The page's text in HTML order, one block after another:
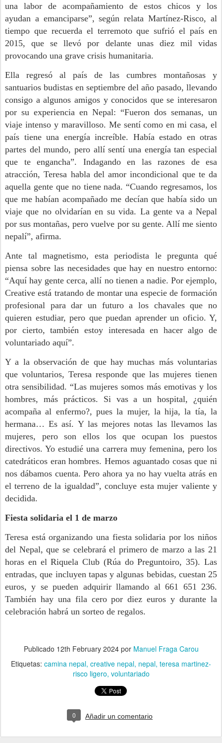
una labor de acompañamiento de estos chicos y los
ayudan a emanciparse”, según relata Martínez-Risco, al
tiempo que recuerda el terremoto que sufrió el país en
2015, que se llevó por delante unas diez mil vidas
provocando una grave crisis humanitaria.
Ella regresó al país de las cumbres montañosas y
santuarios budistas en septiembre del año pasado, llevando
consigo a algunos amigos y conocidos que se interesaron
por su experiencia en Nepal: “Fueron dos semanas, un
viaje intenso y maravilloso. Me sentí como en mi casa, el
país tiene una energía increíble. Había estado en otras
partes del mundo, pero allí sentí una energía tan especial
que te engancha”. Indagando en las razones de esa
atracción, Teresa habla del amor incondicional que te da
aquella gente que no tiene nada. “Cuando regresamos, los
que me habían acompañado me decían que había sido un
viaje que no olvidarían en su vida. La gente va a Nepal
por sus montañas, pero vuelve por su gente. Allí me siento
nepalí”, afirma.
Ante tal magnetismo, esta periodista le pregunta qué
piensa sobre las necesidades que hay en nuestro entorno:
“Aquí hay gente cerca, allí no tienen a nadie. Por ejemplo,
Creative está tratando de montar una especie de formación
profesional para dar un futuro a los chavales que no
quieren estudiar, pero que puedan aprender un oficio. Y,
por cierto, también estoy interesada en hacer algo de
voluntariado aquí”.
Y a la observación de que hay muchas más voluntarias
que voluntarios, Teresa responde que las mujeres tienen
otra sensibilidad. “Las mujeres somos más emotivas y los
hombres, más prácticos. Si vas a un hospital, ¿quién
acompaña al enfermo?, pues la mujer, la hija, la tía, la
hermana… Es así. Y las mejores notas las llevamos las
mujeres, pero son ellos los que ocupan los puestos
directivos. Yo estudié una carrera muy femenina, pero los
catedráticos eran hombres. Hemos aguantado cosas que ni
nos dábamos cuenta. Pero ahora ya no hay vuelta atrás en
el terreno de la igualdad”, concluye esta mujer valiente y
decidida.
Fiesta solidaria el 1 de marzo
Teresa está organizando una fiesta solidaria por los niños
del Nepal, que se celebrará el primero de marzo a las 21
horas en el Riquela Club (Rúa do Preguntoiro, 35). Las
entradas, que incluyen tapas y algunas bebidas, cuestan 25
euros, y se pueden adquirir llamando al 661 651 236.
También hay una fila cero por diez euros y durante la
celebración habrá un sorteo de regalos.
Publicado 12th February 2024por Manuel Fraga Carou
Etiquetas: camina nepal creative nepal nepal teresa martinez-
risco ligero voluntariado
0 Añadir un comentario